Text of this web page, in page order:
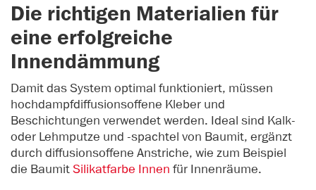
Die richtigen Materialien für
eine erfolgreiche
Innendämmung
Damit das System optimal funktioniert, müssen
hochdampfdiffusionsoffene Kleber und
Beschichtungen verwendet werden. Ideal sind Kalk-
oder Lehmputze und -spachtel von Baumit, ergänzt
durch diffusionsoffene Anstriche, wie zum Beispiel
die BaumitSilikatfarbe Innen für Innenräume.